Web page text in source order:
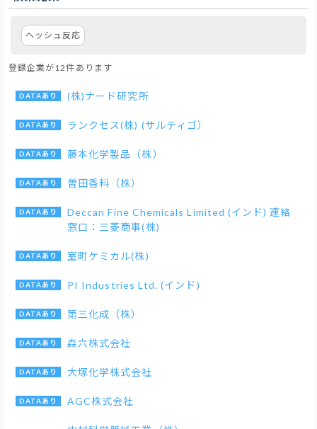
ヘッシュ反応
登録企業が12件あります
(株)ナード研究所
ランクセス(株) (サルティゴ）
藤本化学製品（株）
曽田香料（株）
Deccan Fine Chemicals Limited (インド) 連絡
窓口：三菱商事(株)
室町ケミカル(株)
PI Industries Ltd. (インド)
第三化成（株）
森六株式会社
大塚化学株式会社
AGC株式会社